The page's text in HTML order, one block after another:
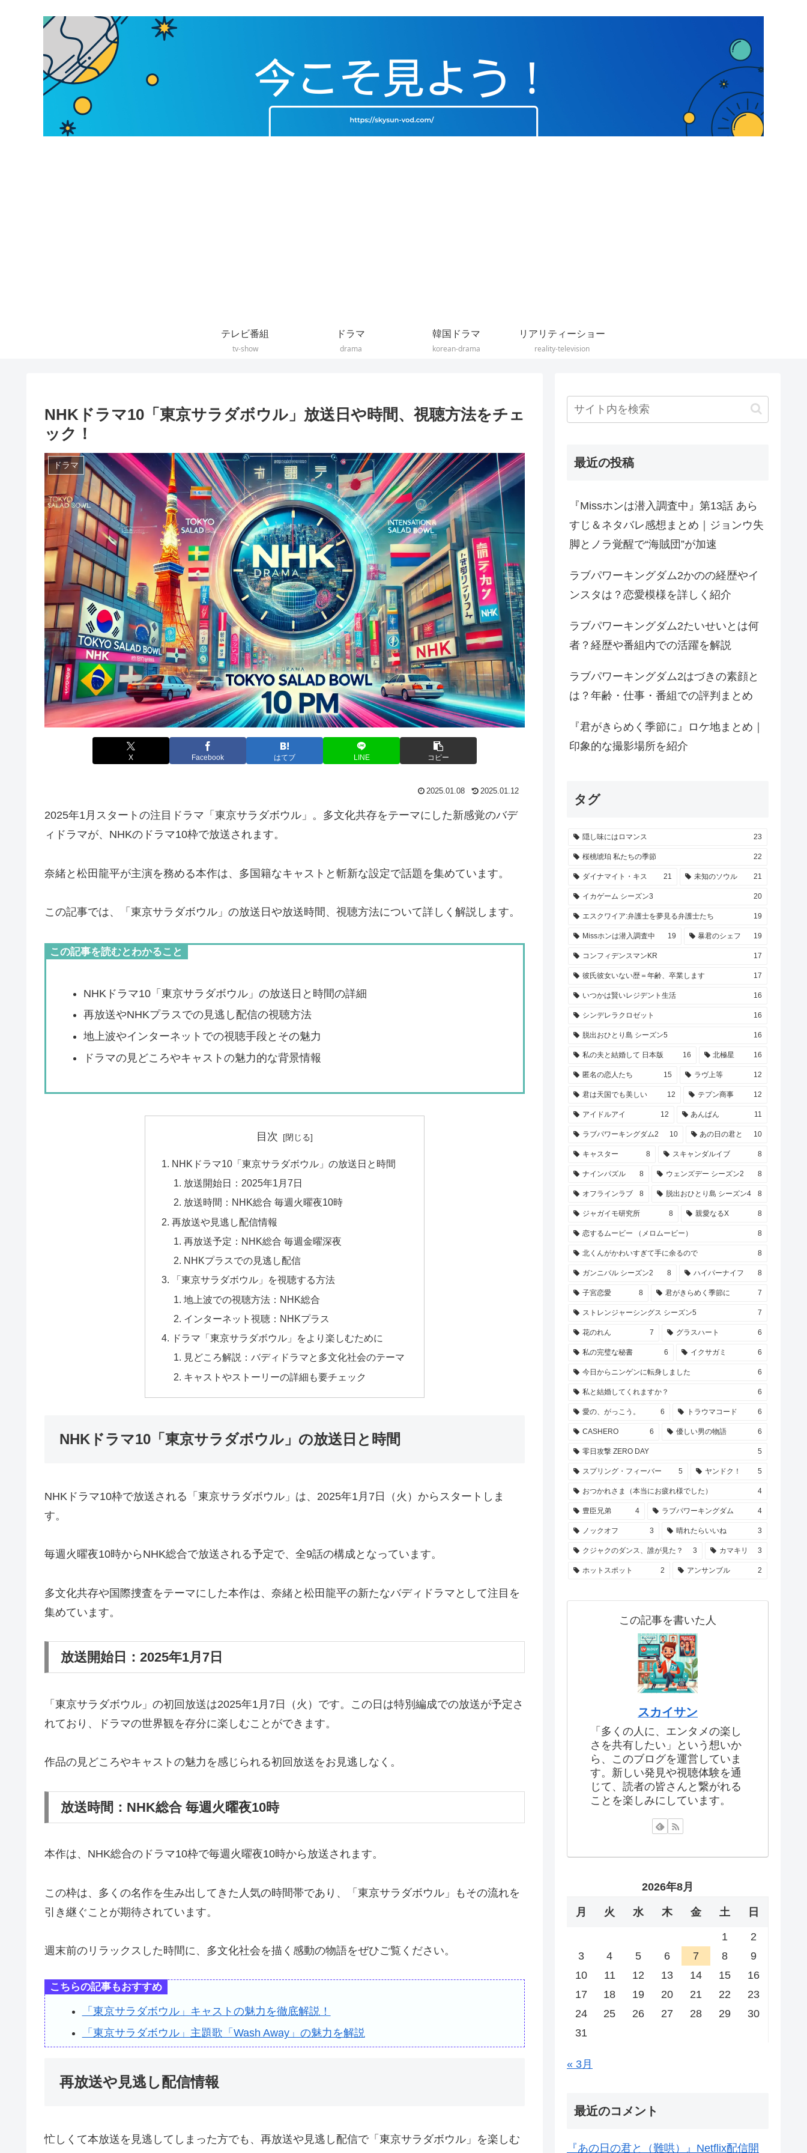
テレビ番組
tv-show
ドラマ
drama
韓国ドラマ
korean-drama
リアリティーショー
reality-television
NHKドラマ10「東京サラダボウル」放送日や時間、視聴方法をチェ
ック！
ドラマ
X Facebook はてブ LINE コピー
2025.01.08 2025.01.12
2025年1月スタートの注目ドラマ「東京サラダボウル」。多文化共存をテーマにした新感覚のバデ
ィドラマが、NHKのドラマ10枠で放送されます。
奈緒と松田龍平が主演を務める本作は、多国籍なキャストと斬新な設定で話題を集めています。
この記事では、「東京サラダボウル」の放送日や放送時間、視聴方法について詳しく解説します。
この記事を読むとわかること
NHKドラマ10「東京サラダボウル」の放送日と時間の詳細
再放送やNHKプラスでの見逃し配信の視聴方法
地上波やインターネットでの視聴手段とその魅力
ドラマの見どころやキャストの魅力的な背景情報
目次
NHKドラマ10「東京サラダボウル」の放送日と時間
放送開始日：2025年1月7日
放送時間：NHK総合 毎週火曜夜10時
再放送や見逃し配信情報
再放送予定：NHK総合 毎週金曜深夜
NHKプラスでの見逃し配信
「東京サラダボウル」を視聴する方法
地上波での視聴方法：NHK総合
インターネット視聴：NHKプラス
ドラマ「東京サラダボウル」をより楽しむために
見どころ解説：バディドラマと多文化社会のテーマ
キャストやストーリーの詳細も要チェック
NHKドラマ10「東京サラダボウル」の放送日と時間
NHKドラマ10枠で放送される「東京サラダボウル」は、2025年1月7日（火）からスタートしま
す。
毎週火曜夜10時からNHK総合で放送される予定で、全9話の構成となっています。
多文化共存や国際捜査をテーマにした本作は、奈緒と松田龍平の新たなバディドラマとして注目を
集めています。
放送開始日：2025年1月7日
「東京サラダボウル」の初回放送は2025年1月7日（火）です。この日は特別編成での放送が予定さ
れており、ドラマの世界観を存分に楽しむことができます。
作品の見どころやキャストの魅力を感じられる初回放送をお見逃しなく。
放送時間：NHK総合 毎週火曜夜10時
本作は、NHK総合のドラマ10枠で毎週火曜夜10時から放送されます。
この枠は、多くの名作を生み出してきた人気の時間帯であり、「東京サラダボウル」もその流れを
引き継ぐことが期待されています。
週末前のリラックスした時間に、多文化社会を描く感動の物語をぜひご覧ください。
こちらの記事もおすすめ
「東京サラダボウル」キャストの魅力を徹底解説！
「東京サラダボウル」主題歌「Wash Away」の魅力を解説
再放送や見逃し配信情報
忙しくて本放送を見逃してしまった方でも、再放送や見逃し配信で「東京サラダボウル」を楽しむ
最近の投稿
『Missホンは潜入調査中』第13話 あら
すじ＆ネタバレ感想まとめ｜ジョンウ失
脚とノラ覚醒で“海賊団”が加速
ラブパワーキングダム2かのの経歴やイ
ンスタは？恋愛模様を詳しく紹介
ラブパワーキングダム2たいせいとは何
者？経歴や番組内での活躍を解説
ラブパワーキングダム2はづきの素顔と
は？年齢・仕事・番組での評判まとめ
『君がきらめく季節に』ロケ地まとめ｜
印象的な撮影場所を紹介
タグ
隠し味にはロマンス 23
桜桃琥珀 私たちの季節 22
ダイナマイト・キス 21 未知のソウル 21
イカゲーム シーズン3 20
エスクワイア:弁護士を夢見る弁護士たち 19
Missホンは潜入調査中 19 暴君のシェフ 19
コンフィデンスマンKR 17
彼氏彼女いない歴＝年齢、卒業します 17
いつかは賢いレジデント生活 16
シンデレラクロゼット 16
脱出おひとり島 シーズン5 16
私の夫と結婚して 日本版 16 北極星 16
匿名の恋人たち 15 ラヴ上等 12
君は天国でも美しい 12 テプン商事 12
アイドルアイ 12 あんぱん 11
ラブパワーキングダム2 10 あの日の君と 10
キャスター 8 スキャンダルイブ 8
ナインパズル 8 ウェンズデー シーズン2 8
オフラインラブ 8 脱出おひとり島 シーズン4 8
ジャガイモ研究所 8 親愛なるX 8
恋するムービー （メロムービー） 8
北くんがかわいすぎて手に余るので 8
ガンニバル シーズン2 8 ハイパーナイフ 8
子宮恋愛 8 君がきらめく季節に 7
ストレンジャーシングス シーズン5 7
花のれん 7 グラスハート 6
私の完璧な秘書 6 イクサガミ 6
今日からニンゲンに転身しました 6
私と結婚してくれますか？ 6
愛の、がっこう。 6 トラウマコード 6
CASHERO 6 優しい男の物語 6
零日攻撃 ZERO DAY 5
スプリング・フィーバー 5 ヤンドク！ 5
おつかれさま（本当にお疲れ様でした） 4
豊臣兄弟 4 ラブパワーキングダム 4
ノックオフ 3 晴れたらいいね 3
クジャクのダンス、誰が見た？ 3 カマキリ 3
ホットスポット 2 アンサンブル 2
この記事を書いた人
スカイサン
「多くの人に、エンタメの楽し
さを共有したい」という想いか
ら、このブログを運営していま
す。新しい発見や視聴体験を通
じて、読者の皆さんと繋がれる
ことを楽しみにしています。
2026年8月
月 火 水 木 金 土 日
1
2
3
4 5 6 7 8
9
10
11 12 13 14 15
16
17
18 19 20 21 22
23
24
25 26 27 28 29
30
31
« 3月
最近のコメント
『あの日の君と（難哄）』Netflix配信開